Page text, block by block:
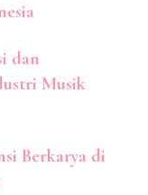
dan
Musik
Berkarya di